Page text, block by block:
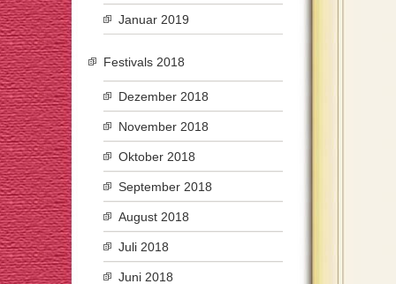
Januar 2019
Festivals 2018
Dezember 2018
November 2018
Oktober 2018
September 2018
August 2018
Juli 2018
Juni 2018